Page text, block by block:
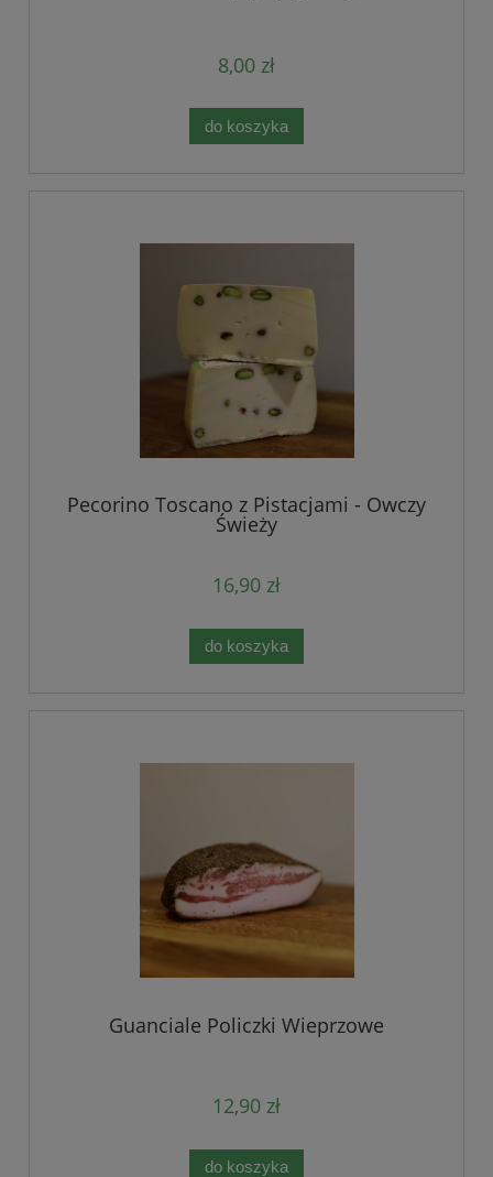
8,00 zł
do koszyka
Pecorino Toscano z Pistacjami - Owczy
Świeży
16,90 zł
do koszyka
Guanciale Policzki Wieprzowe
12,90 zł
do koszyka